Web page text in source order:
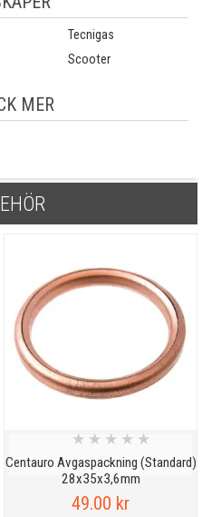
Tecnigas
Scooter
MER
Centauro Avgaspackning (Standard)
28x35x3,6mm
★ ★ ★ ★ ★
49.00 kr